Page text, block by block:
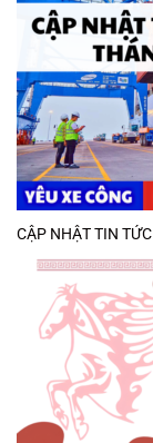
CẬP NHẬT TIN